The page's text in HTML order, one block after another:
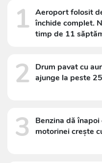
1 Aeroport folosit
închide complet.
timp de 11
2
Drum pavat cu
ajunge la peste
3
Benzina dă
motorinei crește